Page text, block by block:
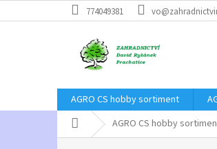
na
774049381
AGRO CS hobby sortiment
Domů AGRO CS hobby